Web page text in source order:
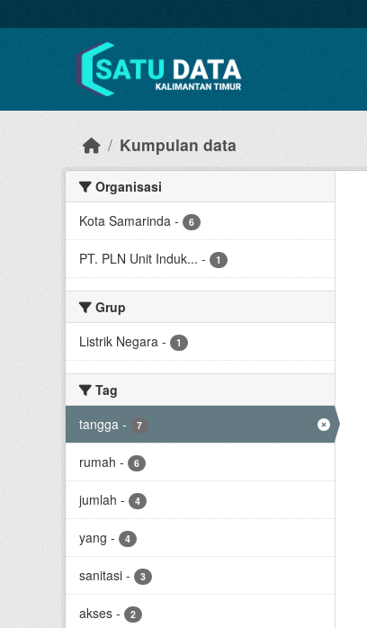
Kumpulan data
Organisasi
Kota Samarinda - 6
PT. PLN Unit Induk... - 1
Grup
Listrik Negara - 1
Tag
tangga - 7
rumah - 6
jumlah - 4
yang - 4
sanitasi - 3
akses - 2